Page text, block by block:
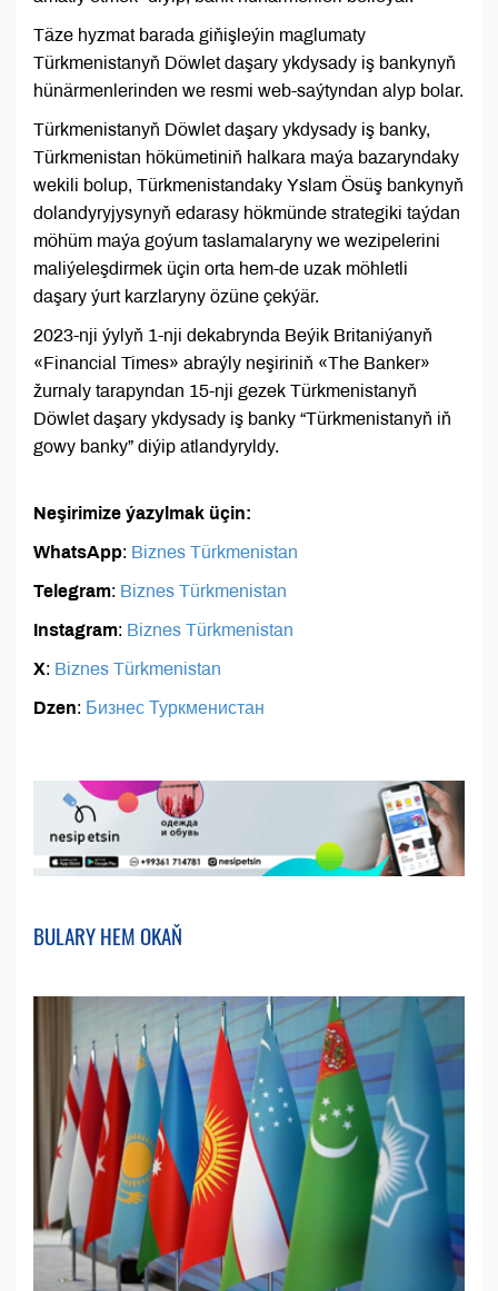
Täze hyzmat barada giňişleýin maglumaty
Türkmenistanyň Döwlet daşary ykdysady iş bankynyň
hünärmenlerinden we resmi web-saýtyndan alyp bolar.
Türkmenistanyň Döwlet daşary ykdysady iş banky,
Türkmenistan hökümetiniň halkara maýa bazaryndaky
wekili bolup, Türkmenistandaky Yslam Ösüş bankynyň
dolandyryjysynyň edarasy hökmünde strategiki taýdan
möhüm maýa goýum taslamalaryny we wezipelerini
maliýeleşdirmek üçin orta hem-de uzak möhletli
daşary ýurt karzlaryny özüne çekýär.
2023-nji ýylyň 1-nji dekabrynda Beýik Britaniýanyň
«Financial Times» abraýly neşiriniň «The Banker»
žurnaly tarapyndan 15-nji gezek Türkmenistanyň
Döwlet daşary ykdysady iş banky “Türkmenistanyň iň
gowy banky” diýip atlandyryldy.
Neşirimize ýazylmak üçin:
WhatsApp: Biznes Türkmenistan
Telegram: Biznes Türkmenistan
Instagram: Biznes Türkmenistan
X: Biznes Türkmenistan
Dzen: Бизнес Туркменистан
BULARY HEM OKAŇ